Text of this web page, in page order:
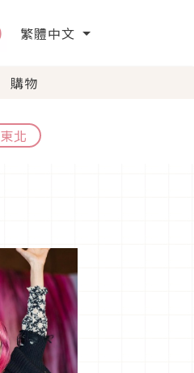
繁體中文
購物
東北